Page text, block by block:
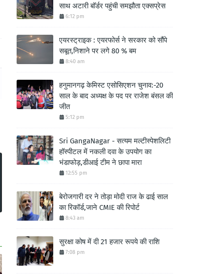
साथ अटारी बॉर्डर पहुंची समझौता एक्सप्रेस
6:12 pm
एयरस्ट्राइक : एयरफोर्स ने सरकार को सौंपे
सबूत,निशाने पर लगे 80 % बम
8:40 am
हनुमानगढ़ केमिस्ट एसोसिएशन चुनाव:-20
साल के बाद अध्यक्ष के पद पर राजेश बंसल की
जीत
5:12 pm
Sri GangaNagar - सत्यम मल्टीस्पेशलिटी
हॉस्पीटल में नकली दवा के उपयोग का
भंडाफोड़,डीआई टीम ने छापा मारा
12:55 pm
बेरोजगारी दर ने तोड़ा मोदी राज के ढाई साल
का रिकॉर्ड,जाने CMIE की रिपोर्ट
8:43 am
सुरक्षा कोष में दी 21 हजार रूपये की राशि
7:08 pm